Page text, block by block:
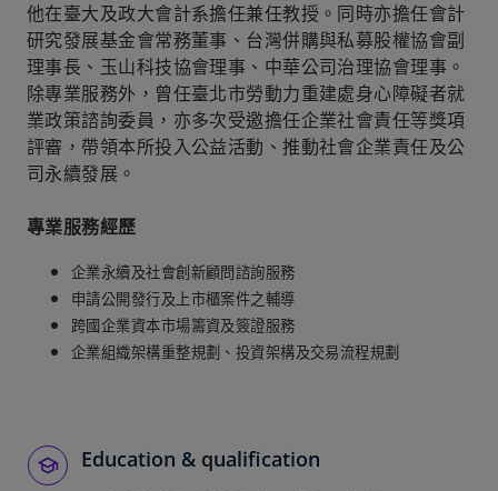
他在臺大及政大會計系擔任兼任教授。同時亦擔任會計
研究發展基金會常務董事、台灣併購與私募股權協會副
理事長、玉山科技協會理事、中華公司治理協會理事。
除專業服務外，曾任臺北市勞動力重建處身心障礙者就
業政策諮詢委員，亦多次受邀擔任企業社會責任等獎項
評審，帶領本所投入公益活動、推動社會企業責任及公
司永續發展。
專業服務經歷
企業永續及社會創新顧問諮詢服務
申請公開發行及上市櫃案件之輔導
跨國企業資本市場籌資及簽證服務
企業組織架構重整規劃、投資架構及交易流程規劃
Education & qualification